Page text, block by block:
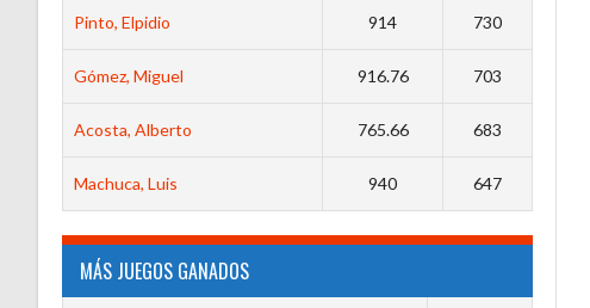
Pinto, Elpidio 914 730
Gómez, Miguel 916.76 703
Acosta, Alberto 765.66 683
Machuca, Luis 940 647
MÁS JUEGOS GANADOS